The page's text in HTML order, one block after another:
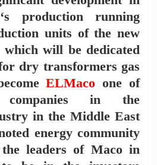
production running
units of the new
will be dedicated
dry transformers gas
ELMaco one of
in the
in the Middle East
energy community
leaders of Maco in